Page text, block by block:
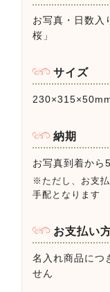
お写真・日数
桜」
サイズ
納期
お写真到着から
※ただし、お支
手配となります
お支払い
名入れ商品につ
せん